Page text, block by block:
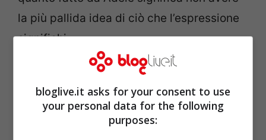
la più pallida idea di ciò che l’espressione
significhi.
POTREBBE INTERESSARTI ANCHE>>>
morto Jack Sherman, addio al chitarrista
dei Red Hot Chili Peppers
bloglive.it asks for your consent to use
your personal data for the following
purposes: